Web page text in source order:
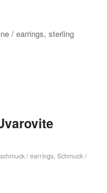
/ earrings, sterling
/ earrings, Schmuck /